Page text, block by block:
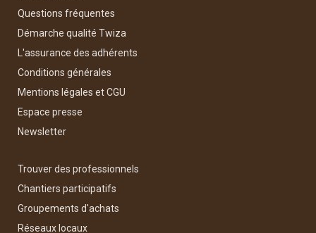
Questions fréquentes
Démarche qualité Twiza
L'assurance des adhérents
Conditions générales
Mentions légales et CGU
Espace presse
Newsletter
Trouver des professionnels
Chantiers participatifs
Groupements d'achats
Réseaux locaux